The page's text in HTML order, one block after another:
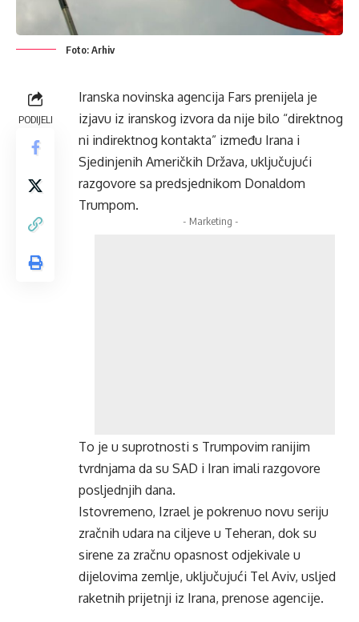
Foto: Arhiv
PODIJELI
Iranska novinska agencija Fars prenijela je
izjavu iz iranskog izvora da nije bilo “direktnog
ni indirektnog kontakta” između Irana i
Sjedinjenih Američkih Država, uključujući
razgovore sa predsjednikom Donaldom
Trumpom.
- Marketing -
To je u suprotnosti s Trumpovim ranijim
tvrdnjama da su SAD i Iran imali razgovore
posljednjih dana.
Istovremeno, Izrael je pokrenuo novu seriju
zračnih udara na ciljeve u Teheran, dok su
sirene za zračnu opasnost odjekivale u
dijelovima zemlje, uključujući Tel Aviv, usljed
raketnih prijetnji iz Irana, prenose agencije.